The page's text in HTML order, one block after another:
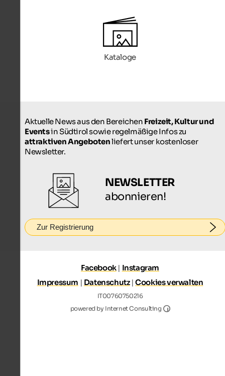
Kataloge
Aktuelle News aus den Bereichen Freizeit, Kultur und
Eventsin Südtirol sowie regelmäßige Infos zu
attraktiven Angebotenliefert unser kostenloser
Newsletter.
NEWSLETTER
abonnieren!
Zur Registrierung
Facebook| Instagram
Impressum | Datenschutz|Cookies verwalten
IT00760750216
powered by Internet Consulting
Internet